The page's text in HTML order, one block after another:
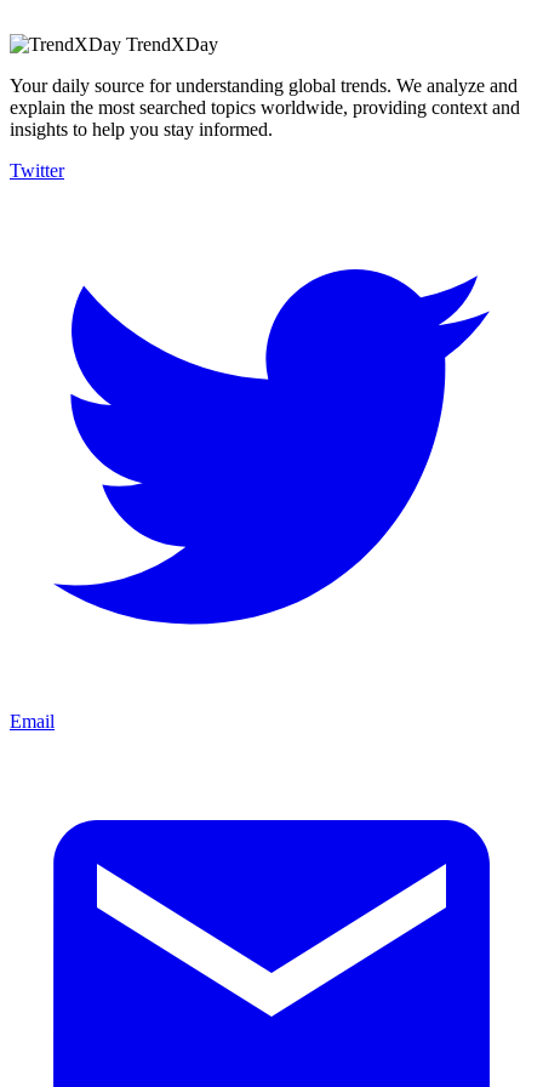
TrendXDay
Your daily source for understanding global trends. We analyze and
explain the most searched topics worldwide, providing context and
insights to help you stay informed.
Twitter
Email